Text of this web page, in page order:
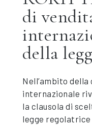
di
della
Nell’ambito
internazionale
la clausola di
legge